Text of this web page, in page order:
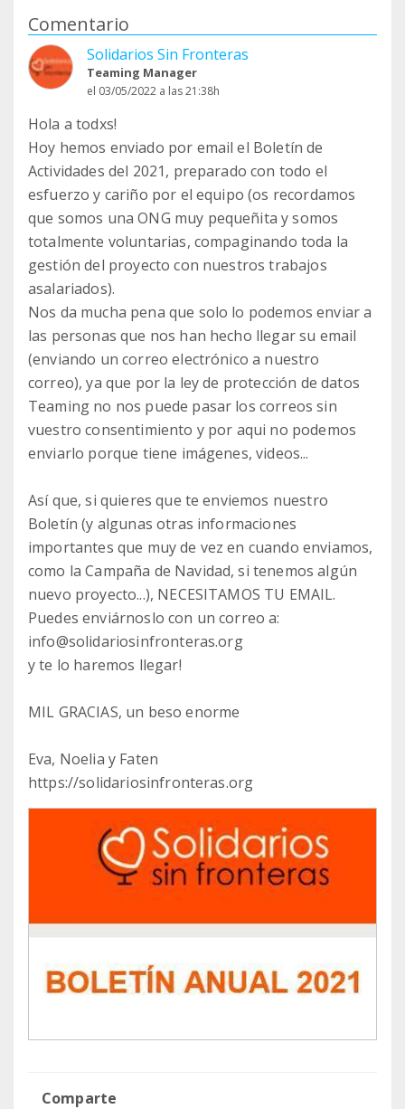
Comentario
Solidarios Sin Fronteras
Teaming Manager
el 03/05/2022 a las 21:38h
Hola a todxs!
Hoy hemos enviado por email el Boletín de
Actividades del 2021, preparado con todo el
esfuerzo y cariño por el equipo (os recordamos
que somos una ONG muy pequeñita y somos
totalmente voluntarias, compaginando toda la
gestión del proyecto con nuestros trabajos
asalariados).
Nos da mucha pena que solo lo podemos enviar a
las personas que nos han hecho llegar su email
(enviando un correo electrónico a nuestro
correo), ya que por la ley de protección de datos
Teaming no nos puede pasar los correos sin
vuestro consentimiento y por aqui no podemos
enviarlo porque tiene imágenes, videos...
Así que, si quieres que te enviemos nuestro
Boletín (y algunas otras informaciones
importantes que muy de vez en cuando enviamos,
como la Campaña de Navidad, si tenemos algún
nuevo proyecto...), NECESITAMOS TU EMAIL.
Puedes enviárnoslo con un correo a:
info@solidariosinfronteras.org
y te lo haremos llegar!
MIL GRACIAS, un beso enorme
Eva, Noelia y Faten
https://solidariosinfronteras.org
Comparte